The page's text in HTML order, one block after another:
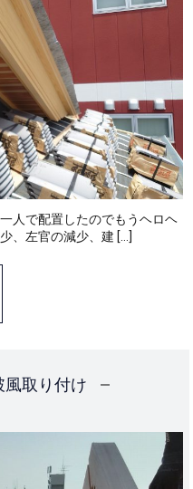
人で配置したのでもうヘロヘ
、左官の減少、建 […]
取り付け